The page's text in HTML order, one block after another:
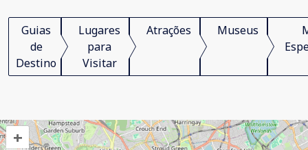
Guias
de
Destino
Lugares
para
Visitar
Atrações Museus
+